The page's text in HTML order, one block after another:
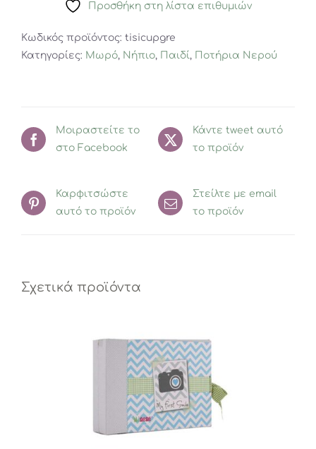
Χρωματιστό
Με
Ενσωματωμένο
(Αντιγραφή)
ποσότητα
Προσθήκη στη λίστα επιθυμιών
Κωδικός προϊόντος: tisicupgre
Κατηγορίες: Μωρό, Νήπιο, Παιδί, Ποτήρια Νερού
Μοιραστείτε το
στο Facebook
Κάντε tweet αυτό
το προϊόν
Καρφιτσώστε
αυτό το προϊόν
Στείλτε με email
το προϊόν
Σχετικά προϊόντα